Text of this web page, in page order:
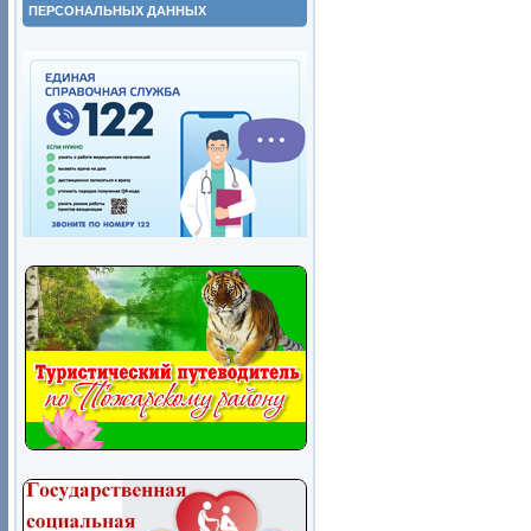
ПЕРСОНАЛЬНЫХ ДАННЫХ